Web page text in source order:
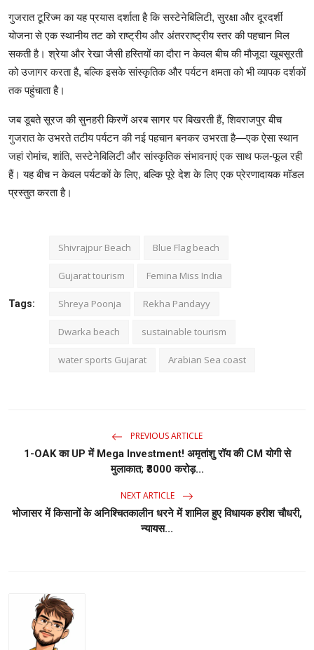
गुजरात टूरिज्म का यह प्रयास दर्शाता है कि सस्टेनेबिलिटी, सुरक्षा और दूरदर्शी
योजना से एक स्थानीय तट को राष्ट्रीय और अंतरराष्ट्रीय स्तर की पहचान मिल
सकती है। श्रेया और रेखा जैसी हस्तियों का दौरा न केवल बीच की मौजूदा खूबसूरती
को उजागर करता है, बल्कि इसके सांस्कृतिक और पर्यटन क्षमता को भी व्यापक दर्शकों
जब डूबते सूरज की सुनहरी किरणें अरब सागर पर बिखरती हैं, शिवराजपुर बीच
गुजरात के उभरते तटीय पर्यटन की नई पहचान बनकर उभरता है—एक ऐसा स्थान
जहां रोमांच, शांति, सस्टेनेबिलिटी और सांस्कृतिक संभावनाएं एक साथ फल-फूल रही
हैं। यह बीच न केवल पर्यटकों के लिए, बल्कि पूरे देश के लिए एक प्रेरणादायक मॉडल
प्रस्तुत करता है।
Tags:
Shivrajpur Beach Blue Flag beach
Gujarat tourism Femina Miss India
Shreya Poonja Rekha Pandayy
Dwarka beach sustainable tourism
water sports Gujarat Arabian Sea coast
PREVIOUS ARTICLE
1-OAK का UP में Mega Investment! अमृतांशु रॉय की CM योगी से
मुलाकात; ₹3000 करोड़...
NEXT ARTICLE
भोजासर में किसानों के अनिश्चितकालीन धरने में शामिल हुए विधायक हरीश चौधरी,
न्यायस...